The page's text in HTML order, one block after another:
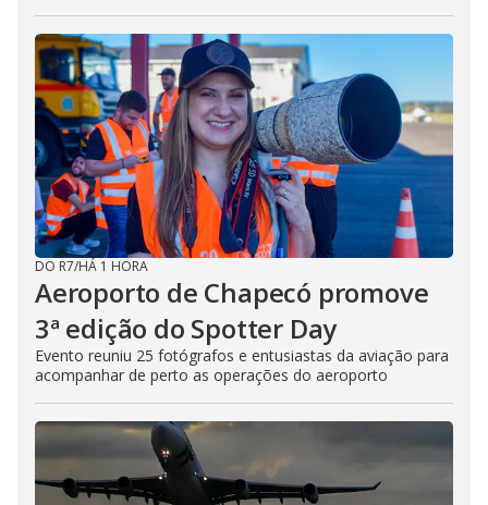
DO R7/HÁ 1 HORA
Aeroporto de Chapecó promove
3ª edição do Spotter Day
Evento reuniu 25 fotógrafos e entusiastas da aviação para
acompanhar de perto as operações do aeroporto